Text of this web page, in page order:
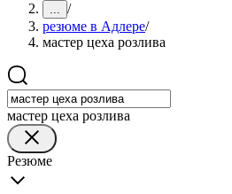
... /
резюме в Адлере/
мастер цеха розлива
мастер цеха розлива
Резюме